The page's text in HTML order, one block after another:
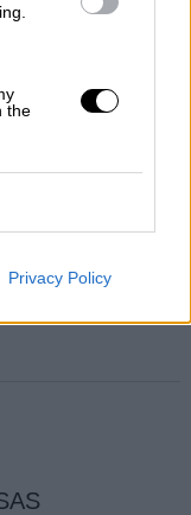
the
Privacy Policy
Diputados.
se
más
la moción